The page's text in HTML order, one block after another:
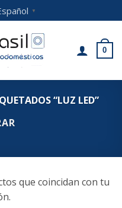
▼
0
“LUZ LED”
que coincidan con tu